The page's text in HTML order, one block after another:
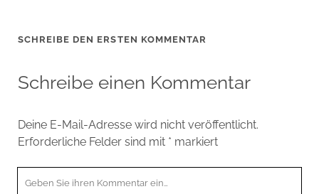
SCHREIBE DEN ERSTEN KOMMENTAR
Schreibe einen Kommentar
Deine E-Mail-Adresse wird nicht veröffentlicht.
Erforderliche Felder sind mit * markiert